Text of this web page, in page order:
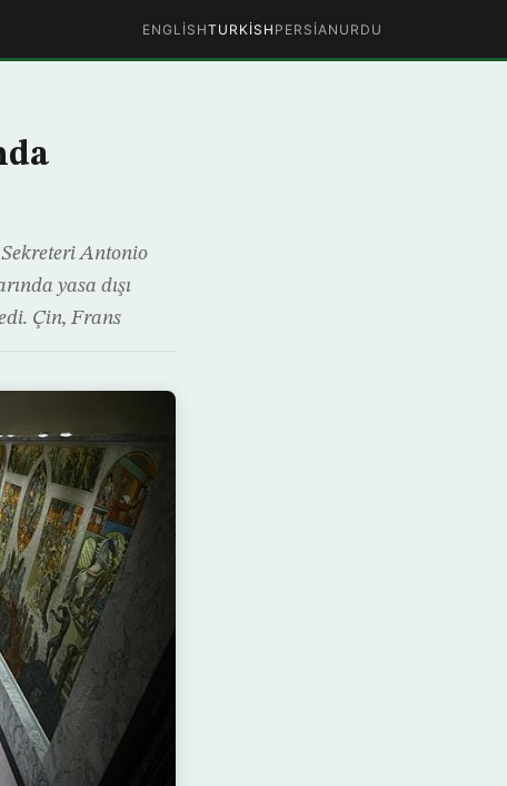
ENGLISHTURKISH PERSIAN URDU
Antonio
yasa dışı
Çin, Frans